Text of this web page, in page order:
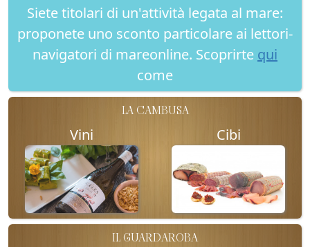
Siete titolari di un'attività legata al mare:
proponete uno sconto particolare ai lettori-
navigatori di mareonline. Scoprirte qui
come
LA CAMBUSA
Vini Cibi
IL GUARDAROBA